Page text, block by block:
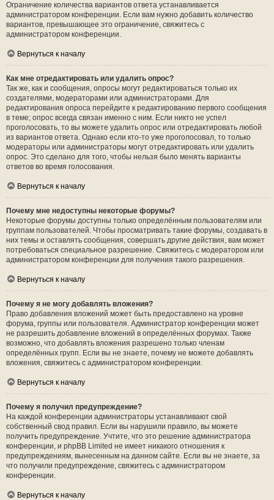
Ограничение количества вариантов ответа устанавливается
администратором конференции. Если вам нужно добавить количество
вариантов, превышающее это ограничение, свяжитесь с
администратором конференции.
Вернуться к началу
Как мне отредактировать или удалить опрос?
Так же, как и сообщения, опросы могут редактироваться только их
создателями, модераторами или администраторами. Для
редактирования опроса перейдите к редактированию первого сообщения
в теме; опрос всегда связан именно с ним. Если никто не успел
проголосовать, то вы можете удалить опрос или отредактировать любой
из вариантов ответа. Однако если кто-то уже проголосовал, то только
модераторы или администраторы могут отредактировать или удалить
опрос. Это сделано для того, чтобы нельзя было менять варианты
ответов во время голосования.
Вернуться к началу
Почему мне недоступны некоторые форумы?
Некоторые форумы доступны только определённым пользователям или
группам пользователей. Чтобы просматривать такие форумы, создавать в
них темы и оставлять сообщения, совершать другие действия, вам может
потребоваться специальное разрешение. Свяжитесь с модератором или
администратором конференции для получения такого разрешения.
Вернуться к началу
Почему я не могу добавлять вложения?
Право добавления вложений может быть предоставлено на уровне
форума, группы или пользователя. Администратор конференции может
не разрешить добавление вложений в определённых форумах. Также
возможно, что добавлять вложения разрешено только членам
определённых групп. Если вы не знаете, почему не можете добавлять
вложения, свяжитесь с администратором конференции.
Вернуться к началу
Почему я получил предупреждение?
На каждой конференции администраторы устанавливают свой
собственный свод правил. Если вы нарушили правило, вы можете
получить предупреждение. Учтите, что это решение администратора
конференции, и phpBB Limited не имеет никакого отношения к
предупреждениям, вынесенным на данном сайте. Если вы не знаете, за
что получили предупреждение, свяжитесь с администратором
конференции.
Вернуться к началу